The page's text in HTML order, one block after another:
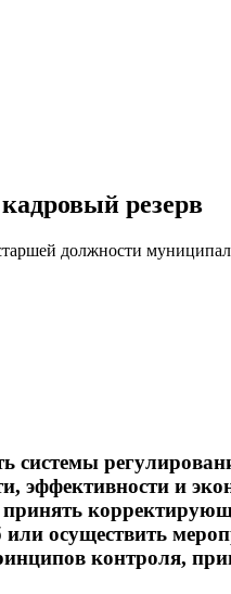
резерв
должности
системы
эффективности и
осуществить
контроля,